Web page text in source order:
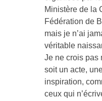
Ministère de la
Fédération de
mais je n’ai
véritable
Je ne crois pas
soit un acte,
inspiration,
ceux qui